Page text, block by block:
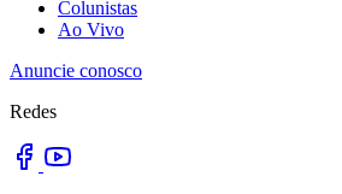
Colunistas
Ao Vivo
Anuncie conosco
Redes